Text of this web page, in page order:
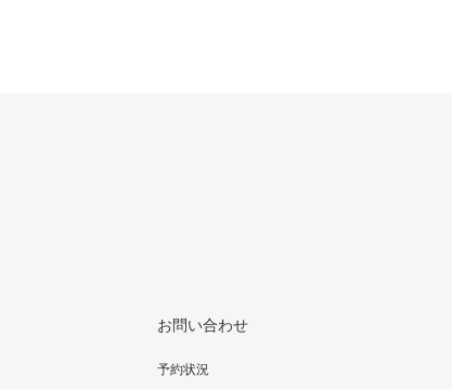
お問い合わせ
予約状況